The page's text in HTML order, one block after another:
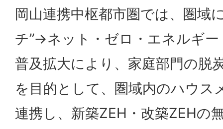
岡山連携中枢都市圏では、圏域
チ”→ネット・ゼロ・エネルギ
普及拡大により、家庭部門の脱
を目的として、圏域内のハウス
連携し、新築ZEH・改築ZEHの